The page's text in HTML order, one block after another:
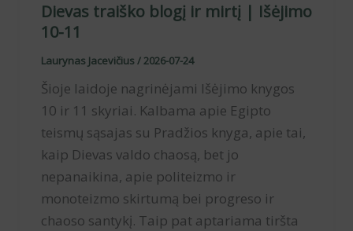
Dievas traiško blogį ir mirtį | Išėjimo
10-11
Laurynas Jacevičius /2026-07-24
Šioje laidoje nagrinėjami Išėjimo knygos
10 ir 11 skyriai. Kalbama apie Egipto
teismų sąsajas su Pradžios knyga, apie tai,
kaip Dievas valdo chaosą, bet jo
nepanaikina, apie politeizmo ir
monoteizmo skirtumą bei progreso ir
chaoso santykį. Taip pat aptariama tiršta